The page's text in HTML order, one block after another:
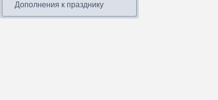
Дополнения к празднику